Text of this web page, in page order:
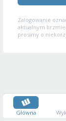
Zalogowanie
aktualnym
prosimy o
Główna